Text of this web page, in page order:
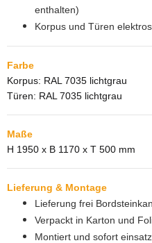
enthalten)
Korpus und Türen
Farbe
Korpus: RAL 7035 lichtgrau
Türen: RAL 7035 lichtgrau
Maße
H 1950 x B 1170 x T 500 mm
Lieferung & Montage
Lieferung frei
Verpackt in Karton und
Montiert und sofort